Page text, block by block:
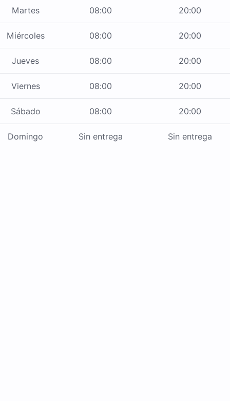
Martes 08:00 20:00
Miércoles 08:00 20:00
Jueves 08:00 20:00
Viernes 08:00 20:00
Sábado 08:00 20:00
Domingo Sin entrega Sin entrega